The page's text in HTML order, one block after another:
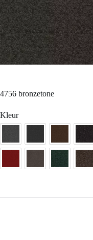
4756 bronzetone
Kleur